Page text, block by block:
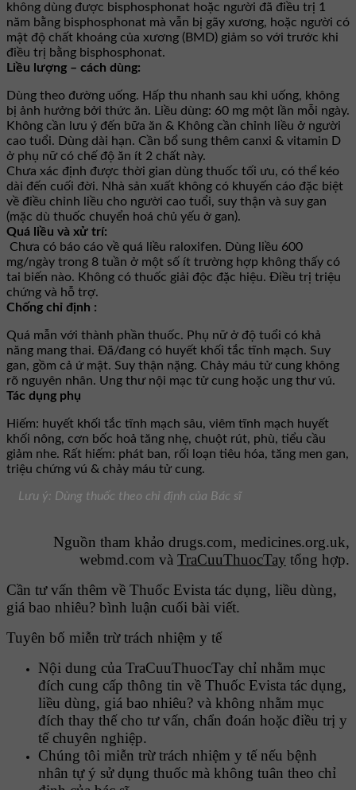
không dùng được bisphosphonat hoặc người đã điều trị 1
năm bằng bisphosphonat mà vẫn bị gãy xương, hoặc người có
mật độ chất khoáng của xương (BMD) giảm so với trước khi
điều trị bằng bisphosphonat.
Liều lượng – cách dùng:
Dùng theo đường uống. Hấp thu nhanh sau khi uống, không
bị ảnh hưởng bởi thức ăn. Liều dùng: 60 mg một lần mỗi ngày.
Không cần lưu ý đến bữa ăn & Không cần chỉnh liều ở người
cao tuổi. Dùng dài hạn. Cần bổ sung thêm canxi & vitamin D
ở phụ nữ có chế độ ăn ít 2 chất này.
Chưa xác định được thời gian dùng thuốc tối ưu, có thể kéo
dài đến cuối đời. Nhà sản xuất không có khuyến cáo đặc biệt
về điều chỉnh liều cho người cao tuổi, suy thận và suy gan
(mặc dù thuốc chuyển hoá chủ yếu ở gan).
Quá liều và xử trí:
Chưa có báo cáo về quá liều raloxifen. Dùng liều 600
mg/ngày trong 8 tuần ở một số ít trường hợp không thấy có
tai biến nào. Không có thuốc giải độc đặc hiệu. Điều trị triệu
chứng và hỗ trợ.
Chống chỉ định :
Quá mẫn với thành phần thuốc. Phụ nữ ở độ tuổi có khả
năng mang thai. Ðã/đang có huyết khối tắc tĩnh mạch. Suy
gan, gồm cả ứ mật. Suy thận nặng. Chảy máu tử cung không
rõ nguyên nhân. Ung thư nội mạc tử cung hoặc ung thư vú.
Tác dụng phụ
Hiếm: huyết khối tắc tĩnh mạch sâu, viêm tĩnh mạch huyết
khối nông, cơn bốc hoả tăng nhẹ, chuột rút, phù, tiểu cầu
giảm nhe. Rất hiếm: phát ban, rối loạn tiêu hóa, tăng men gan,
triệu chứng vú & chảy máu tử cung.
Lưu ý: Dùng thuốc theo chỉ định của Bác sĩ
Nguồn tham khảo drugs.com, medicines.org.uk,
webmd.com và TraCuuThuocTay tổng hợp.
Cần tư vấn thêm về Thuốc Evista tác dụng, liều dùng,
giá bao nhiêu? bình luận cuối bài viết.
Tuyên bố miễn trừ trách nhiệm y tế
Nội dung của TraCuuThuocTay chỉ nhằm mục
đích cung cấp thông tin về Thuốc Evista tác dụng,
liều dùng, giá bao nhiêu? và không nhằm mục
đích thay thế cho tư vấn, chẩn đoán hoặc điều trị y
tế chuyên nghiệp.
Chúng tôi miễn trừ trách nhiệm y tế nếu bệnh
nhân tự ý sử dụng thuốc mà không tuân theo chỉ